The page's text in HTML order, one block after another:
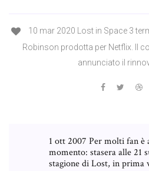
10 mar 2020 Lost in Space 3
Robinson prodotta per Netflix. Il
annunciato il
1 ott 2007 Per molti fan
momento: stasera alle 21
stagione di Lost, in prima